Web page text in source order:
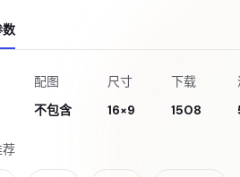
数
配图
不包含
尺寸
16×9
下载
1508
荐